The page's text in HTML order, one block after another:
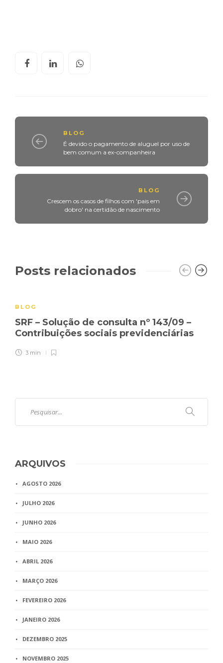
BLOG
É devido o pagamento de aluguel por uso de
bem comum a ex-companheira
BLOG
Crescem os casos de filhos com 'pais em
dobro' na certidão de nascimento
Posts relacionados
BLOG
SRF – Solução de consulta nº 143/09 –
Contribuições sociais previdenciárias
3 min
ARQUIVOS
AGOSTO 2026
JULHO 2026
JUNHO 2026
MAIO 2026
ABRIL 2026
MARÇO 2026
FEVEREIRO 2026
JANEIRO 2026
DEZEMBRO 2025
NOVEMBRO 2025